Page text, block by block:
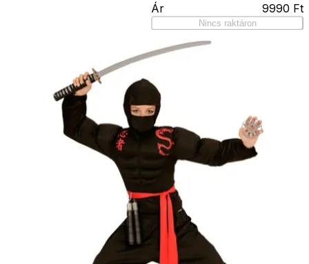
Ár
9990 Ft
Nincs raktáron
- Csomagautomata: 1190
forinttól
- Személyes átvétel:
ingyenesen
Kiegészítő
termékek